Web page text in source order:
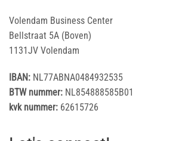
Volendam Business Center
Bellstraat 5A (Boven)
1131JV Volendam
IBAN: NL77ABNA0484932535
BTW nummer: NL854888585B01
kvk nummer: 62615726